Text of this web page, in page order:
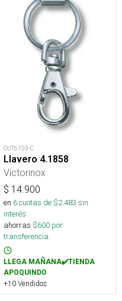
OUT6159-C
Llavero 4.1858
Victorinox
$ 14.900
en 6cuotas de $2.483 sin
interés
ahorras $600 por
transferencia.
LLEGA MAÑANA✔️TIENDA
APOQUINDO
+10 Vendidos